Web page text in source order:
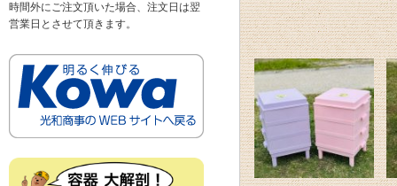
時間外にご注文頂いた場合、注文日は翌
営業日とさせて頂きます。